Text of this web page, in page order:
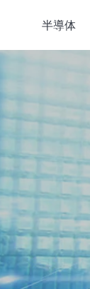
半導体